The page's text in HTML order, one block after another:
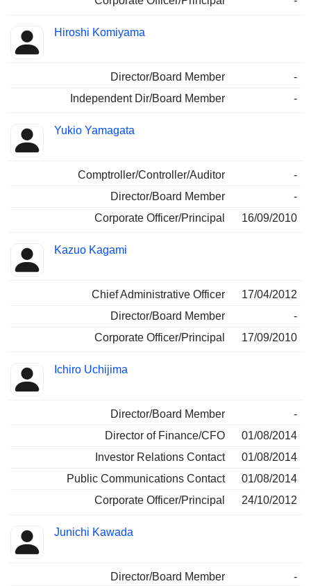
Hiroshi Komiyama
Director/Board Member
-
Independent Dir/Board Member
-
Yukio Yamagata
Comptroller/Controller/Auditor
-
Director/Board Member
-
Corporate Officer/Principal
16/09/2010
Kazuo Kagami
Chief Administrative Officer
17/04/2012
Director/Board Member
-
Corporate Officer/Principal
17/09/2010
Ichiro Uchijima
Director/Board Member
-
Director of Finance/CFO
01/08/2014
Investor Relations Contact
01/08/2014
Public Communications Contact
01/08/2014
Corporate Officer/Principal
24/10/2012
Junichi Kawada
Director/Board Member
-